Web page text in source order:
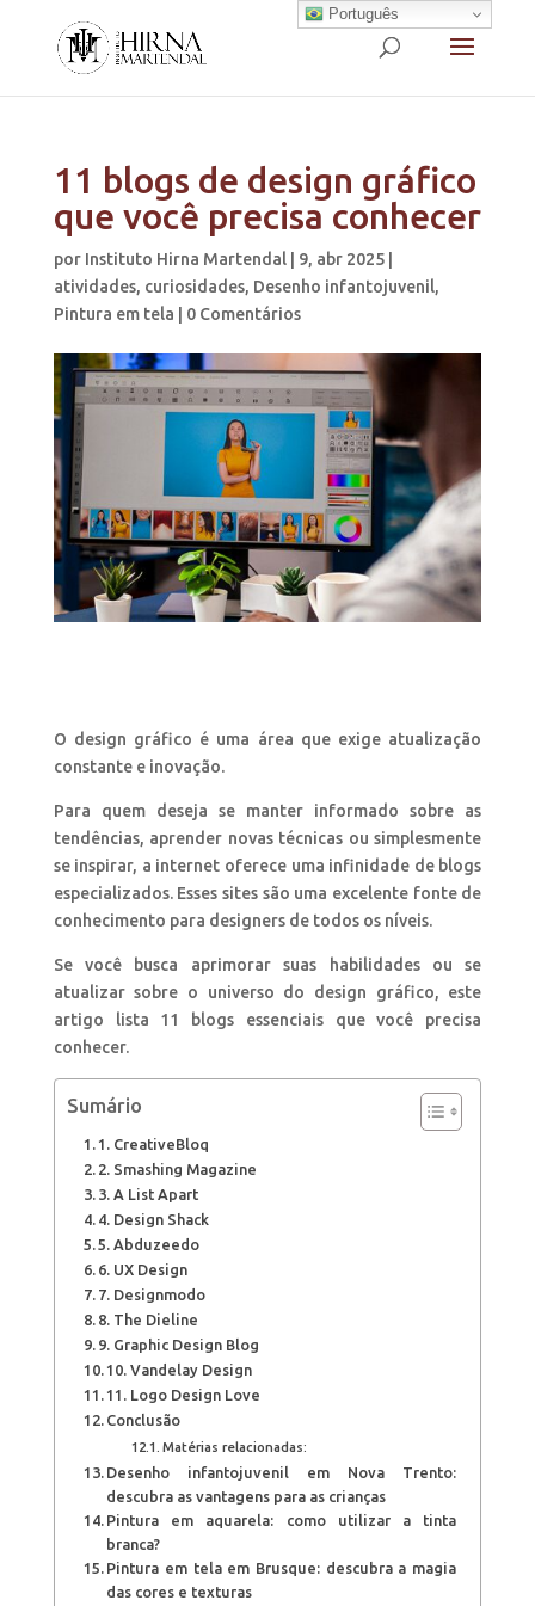
11 blogs de design gráfico
que você precisa conhecer
por Instituto Hirna Martendal| 9, abr 2025|
atividades, curiosidades, Desenho infantojuvenil,
Pintura em tela
0 Comentários
O design gráfico é uma área que exige atualização
constante e inovação.
Para quem deseja se manter informado sobre as
tendências, aprender novas técnicas ou simplesmente
se inspirar, a internet oferece uma infinidade de blogs
especializados. Esses sites são uma excelente fonte de
conhecimento para designers de todos os níveis.
Se você busca aprimorar suas habilidades ou se
atualizar sobre o universo do design gráfico, este
artigo lista 11 blogs essenciais que você precisa
conhecer.
Sumário
1. CreativeBloq
2. Smashing Magazine
3. A List Apart
4. Design Shack
5. Abduzeedo
6. UX Design
7. Designmodo
8. The Dieline
9. Graphic Design Blog
10. Vandelay Design
11. Logo Design Love
Conclusão
Matérias relacionadas:
Desenho infantojuvenil em Nova Trento:
descubra as vantagens para as crianças
Pintura em aquarela: como utilizar a tinta
branca?
Pintura em tela em Brusque: descubra a magia
das cores e texturas
Português